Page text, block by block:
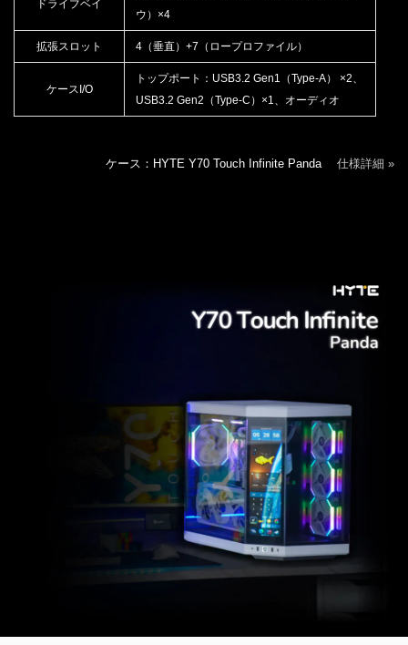
ドライブベイ
ウ）×4
拡張スロット 4（垂直）+7（ロープロファイル）
ケースI/O
トップポート：USB3.2 Gen1（Type-A） ×2、
USB3.2 Gen2（Type-C）×1、オーディオ
ケース：HYTE Y70 Touch Infinite Panda 仕様詳細 »